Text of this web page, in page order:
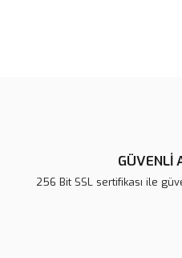
Ürün açıklamasında eksik bilgiler
GÜVENLİ
256 Bit SSL sertifikası ile